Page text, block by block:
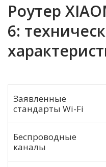
Роутер
6:
Заявленные
стандарты Wi-Fi
Беспроводные
каналы